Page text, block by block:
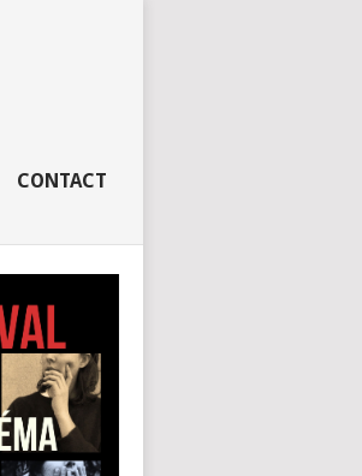
CONTACT